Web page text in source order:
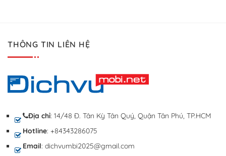
THÔNG TIN LIÊN HỆ
Địa chỉ: 14/48 Đ. Tân Kỳ Tân Quý, Quận Tân Phú, TP.HCM
Hotline: +84343286075
Email: dichvumbi2025@gmail.com